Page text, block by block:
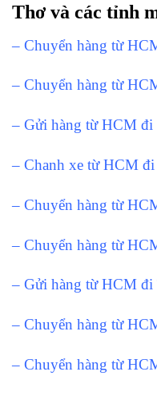
Thơ và các tỉnh
– Chuyển hàng từ
– Chuyển hàng từ
– Gửi hàng từ HCM đi
– Chanh xe từ HCM
– Chuyển hàng từ
– Chuyển hàng từ
– Gửi hàng từ HCM đi
– Chuyển hàng từ
– Chuyển hàng từ